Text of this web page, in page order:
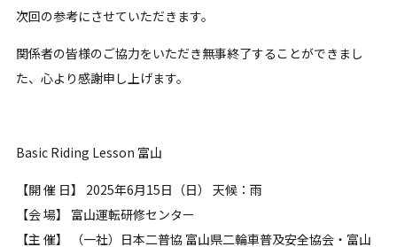
次回の参考にさせていただきます。
関係者の皆様のご協力をいただき無事終了することができまし
た、心より感謝申し上げます。
Basic Riding Lesson 富山
【開 催 日】 2025年6月15日（日） 天候：雨
【会 場】 富山運転研修センター
【主 催】 （一社）日本二普協 富山県二輪車普及安全協会・富山